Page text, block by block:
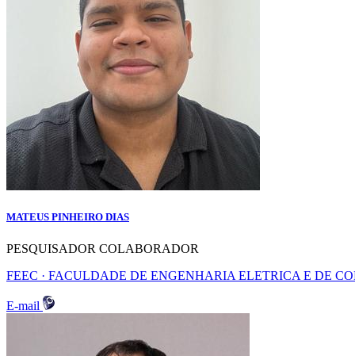
MATEUS PINHEIRO DIAS
PESQUISADOR COLABORADOR
FEEC · FACULDADE DE ENGENHARIA ELETRICA E DE
E-mail